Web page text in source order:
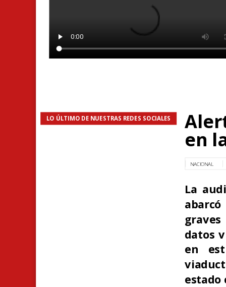
LO ÚLTIMO DE NUESTRAS REDES SOCIALES
en
NACIONAL
La
datos
en